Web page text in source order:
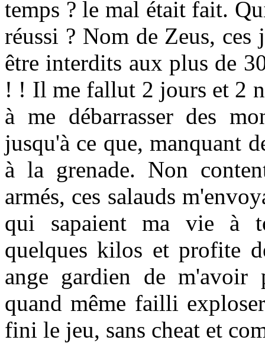
temps ? le mal était fait.
réussi ? Nom de Zeus,
être interdits aux plus de
! ! Il me fallut 2 jours et 2
à me débarrasser des
jusqu'à ce que, manquant
à la grenade. Non
armés, ces salauds
qui sapaient ma vie à
quelques kilos et profite
ange gardien de m'avoir
quand même failli
fini le jeu, sans cheat et